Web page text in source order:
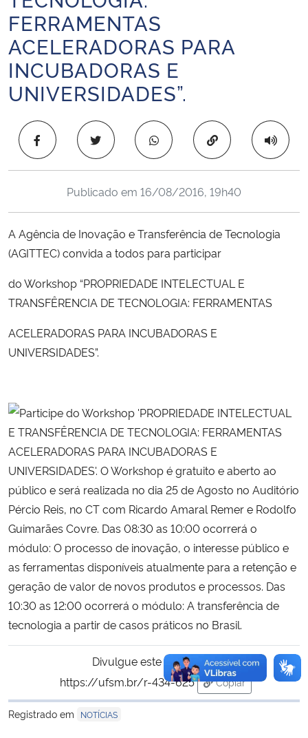
Ministério da Cidadania
Ministério da Saúde
Ministério de Minas e Energia
Ministério da Ciência, Tecnologia, Inovações e Comunicações
Ministério do Meio Ambiente
Ministério do Turismo
Ministério do Desenvolvimento Regional
Ministério da Mulher, da Família e dos Direitos Humanos
Secretaria-Geral
Gabinete de Segurança Institucional
Advocacia-Geral da União
Banco Central do Brasil
Planalto
FERRAMENTAS
ACELERADORAS PARA
INCUBADORAS E
UNIVERSIDADES”.
Copiar para área
Publicado em 16/08/2016, 19h40
A Agência de Inovação e Transferência de Tecnologia
(AGITTEC) convida a todos para participar
do Workshop “PROPRIEDADE INTELECTUAL E
TRANSFÊRENCIA DE TECNOLOGIA: FERRAMENTAS
ACELERADORAS PARA INCUBADORAS E
UNIVERSIDADES”.
Divulgue este conteúdo:
https://ufsm.br/r-434-625
Copiar
para área de
Registrado em
NOTÍCIAS